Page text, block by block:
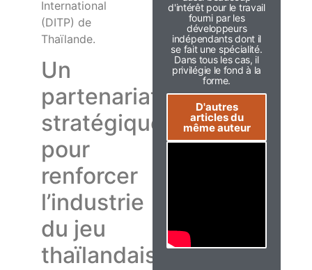
International
(DITP) de
Thaïlande.
Un
partenariat
stratégique
pour
renforcer
l’industrie
du jeu
thaïlandaise
d'intérêt pour le travail
fourni par les
développeurs
indépendants dont il
se fait une spécialité.
Dans tous les cas, il
privilégie le fond à la
forme.
D'autres
articles du
même auteur